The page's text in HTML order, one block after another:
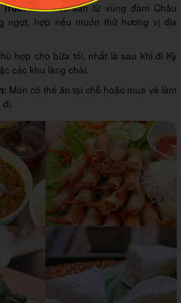
Món đặc sản từ vùng đầm Châu
ngọt, hợp nếu muốn thử hương vị địa
hợp cho bữa tối, nhất là sau khi đi Kỳ
các khu làng chài.
Món có thể ăn tại chỗ hoặc mua về làm